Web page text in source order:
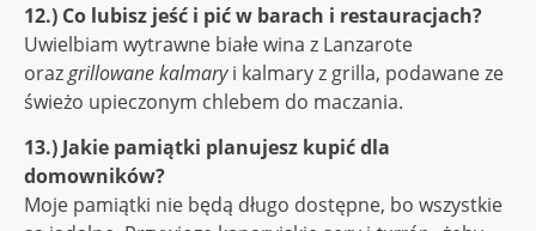
12.) Co lubisz jeść i pić w barach i restauracjach?
Uwielbiam wytrawne białe wina z Lanzarote
orazgrillowane kalmaryi kalmary z grilla, podawane ze
świeżo upieczonym chlebem do maczania.
13.) Jakie pamiątki planujesz kupić dla
domowników?
Moje pamiątki nie będą długo dostępne, bo wszystkie